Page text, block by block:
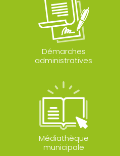
Démarches
administratives
Médiathèque
municipale